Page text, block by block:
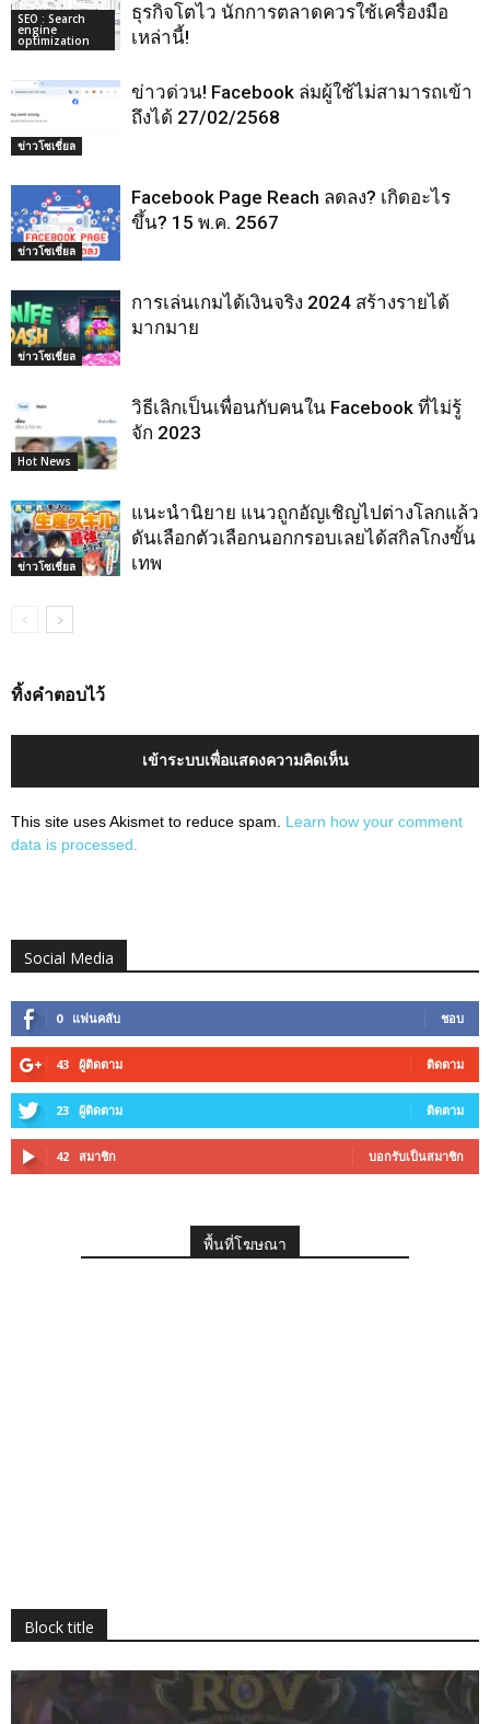
SEO : Search
engine
optimization
ธุรกิจโตไว นักการตลาดควรใช้เครื่องมือ
เหล่านี้!
ข่าวโซเชี่ยล
ข่าวด่วน! Facebook ล่มผู้ใช้ไม่สามารถเข้า
ถึงได้ 27/02/2568
ข่าวโซเชี่ยล
Facebook Page Reach ลดลง? เกิดอะไร
ขึ้น? 15 พ.ค. 2567
ข่าวโซเชี่ยล
การเล่นเกมได้เงินจริง 2024 สร้างรายได้
มากมาย
Hot News
วิธีเลิกเป็นเพื่อนกับคนใน Facebook ที่ไม่รู้
จัก 2023
ข่าวโซเชี่ยล
แนะนำนิยาย แนวถูกอัญเชิญไปต่างโลกแล้ว
ดันเลือกตัวเลือกนอกกรอบเลยได้สกิลโกงขั้น
เทพ
ทิ้งคำตอบไว้
เข้าระบบเพื่อแสดงความคิดเห็น
This site uses Akismet to reduce spam. Learn how your comment
data is processed.
Social Media
0 แฟนคลับ ชอบ
43 ผู้ติดตาม ติดตาม
23 ผู้ติดตาม ติดตาม
42 สมาชิก บอกรับเป็นสมาชิก
พื้นที่โฆษณา
Block title